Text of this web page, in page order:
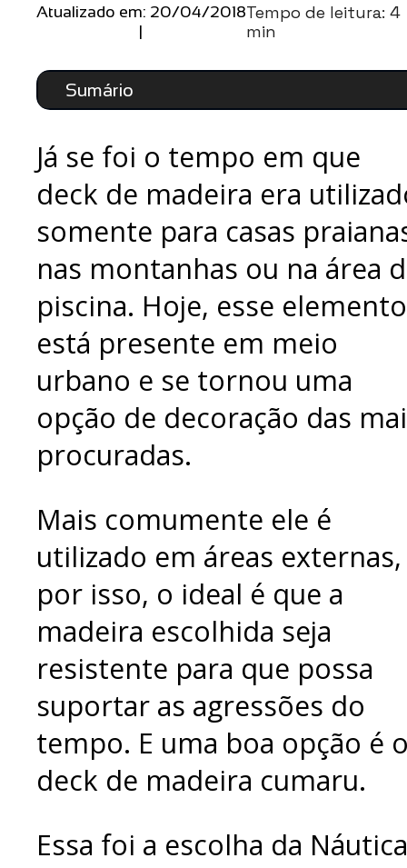
Atualizado em: 20/04/2018
|
Tempo de leitura: 4
min
Sumário
Já se foi o tempo em que
deck de madeira era
somente para casas
nas montanhas ou na área
piscina. Hoje, esse elemento
está presente em meio
urbano e se tornou uma
opção de decoração das
procuradas.
Mais comumente ele é
utilizado em áreas externas,
por isso, o ideal é que a
madeira escolhida seja
resistente para que possa
suportar as agressões do
tempo. E uma boa opção é
deck de madeira cumaru.
Essa foi a escolha da Náutica